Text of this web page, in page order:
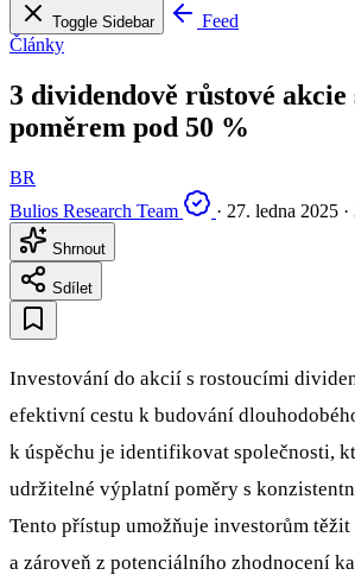
Toggle Sidebar
Feed
Články
3 dividendově růstové
poměrem pod 50 %
BR
Bulios Research Team
· 27. ledna 2025 ·
Shrnout
Sdílet
Investování do akcií s rostoucími
efektivní cestu k budování
k úspěchu je identifikovat společnosti,
udržitelné výplatní poměry s
Tento přístup umožňuje investorům
a zároveň z potenciálního zhodnocení